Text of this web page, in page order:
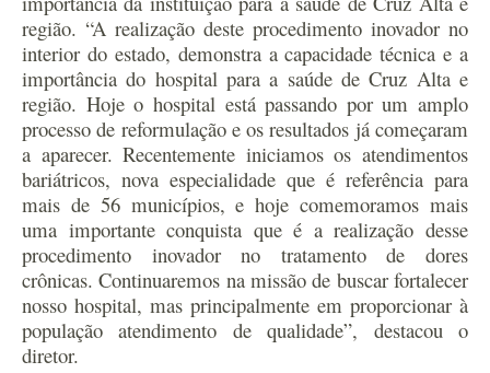
região. “A realização deste procedimento inovador no
interior do estado, demonstra a capacidade técnica e a
importância do hospital para a saúde de Cruz Alta e
região. Hoje o hospital está passando por um amplo
processo de reformulação e os resultados já começaram
a aparecer. Recentemente iniciamos os atendimentos
bariátricos, nova especialidade que é referência para
mais de 56 municípios, e hoje comemoramos mais
uma importante conquista que é a realização desse
procedimento inovador no tratamento de dores
crônicas. Continuaremos na missão de buscar fortalecer
nosso hospital, mas principalmente em proporcionar à
população atendimento de qualidade”, destacou o
diretor.